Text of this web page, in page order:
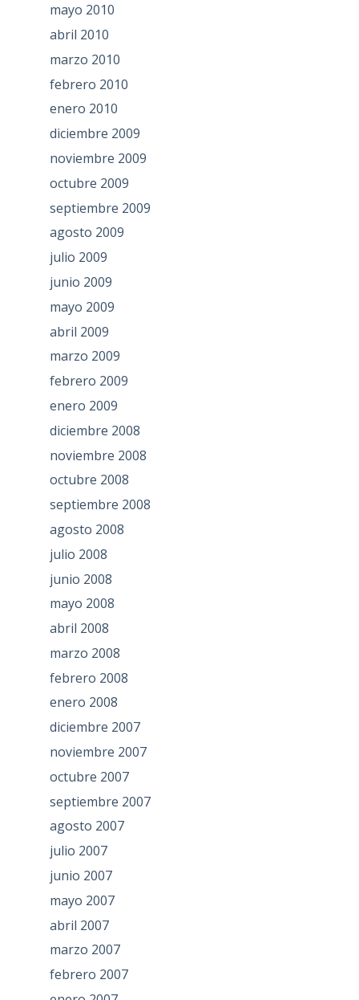
mayo 2010
abril 2010
marzo 2010
febrero 2010
enero 2010
diciembre 2009
noviembre 2009
octubre 2009
septiembre 2009
agosto 2009
julio 2009
junio 2009
mayo 2009
abril 2009
marzo 2009
febrero 2009
enero 2009
diciembre 2008
noviembre 2008
octubre 2008
septiembre 2008
agosto 2008
julio 2008
junio 2008
mayo 2008
abril 2008
marzo 2008
febrero 2008
enero 2008
diciembre 2007
noviembre 2007
octubre 2007
septiembre 2007
agosto 2007
julio 2007
junio 2007
mayo 2007
abril 2007
marzo 2007
febrero 2007